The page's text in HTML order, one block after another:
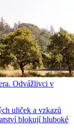
Odvážlivci v
uliček a vzkazů
blokují hluboké